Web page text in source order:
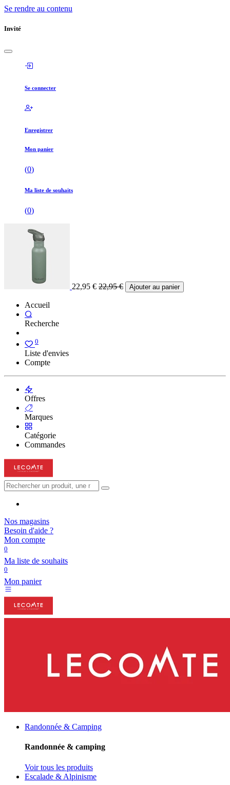
Se rendre au contenu
Invité
Se connecter
Enregistrer
Mon panier
(0)
Ma liste de souhaits
(0)
22,95 € 22,95€ Ajouter au panier
Accueil
Recherche
0
Liste d'envies
Compte
Offres
Marques
Catégorie
Commandes
Nos magasins
Besoin d'aide ?
Mon compte
0
Ma liste de souhaits
0
Mon panier
Randonnée & Camping
Randonnée & camping
Voir tous les produits
Escalade & Alpinisme